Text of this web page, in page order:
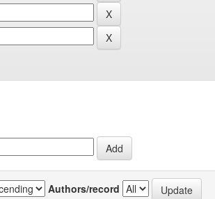
Authors/record